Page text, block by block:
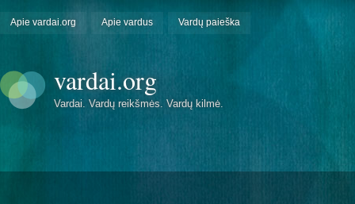
Apie vardai.org Apie vardus Vardų paieška
vardai.org
Vardai. Vardų reikšmės. Vardų kilmė.